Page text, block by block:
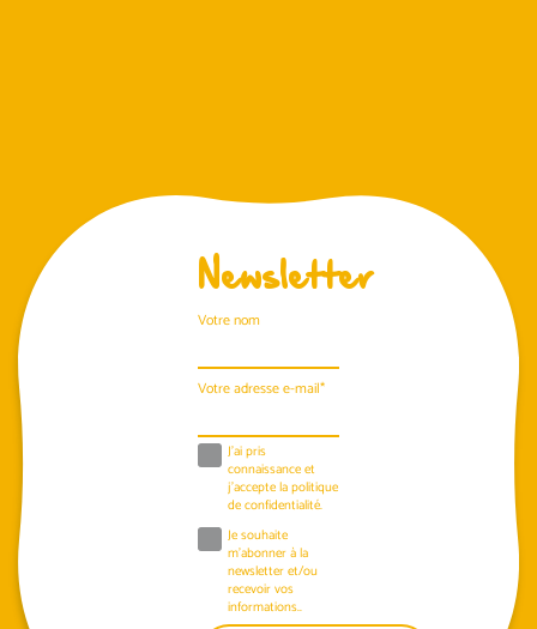
Newsletter
Votre nom
Votre adresse e-mail*
J'ai pris
connaissance et
j'accepte lapolitique
de confidentialité.
Je souhaite
m'abonner à la
newsletter et/ou
recevoir vos
informations..